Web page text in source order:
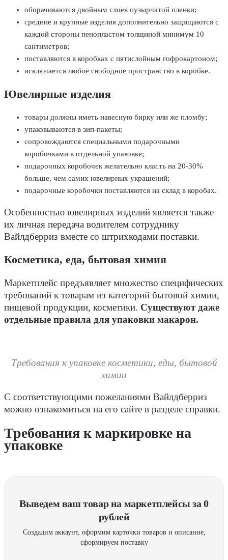
оборачиваются двойным слоев пузырчатой пленки;
средние и крупные изделия дополнительно защищаются с
каждой стороны пенопластом толщиной минимум 10
сантиметров;
поставляются в коробках с пятислойным гофрокартоном;
исключается любое свободное пространство в коробке.
Ювелирные изделия
товары должны иметь навесную бирку или же пломбу;
упаковываются в зип-пакеты;
сопровождаются специальными подарочными
коробочками в отдельной упаковке;
подарочных коробочек желательно класть на 20-30%
больше, чем самих ювелирных украшений;
подарочные коробочки поставляются на склад в коробах.
Особенностью ювелирных изделий является также
их личная передача водителем сотруднику
Вайлдберриз вместе со штрихкодами поставки.
Косметика, еда, бытовая химия
Маркетплейс предъявляет множество специфических
требований к товарам из категорий бытовой химии,
пищевой продукции, косметики. Существуют даже
отдельные правила для упаковки макарон.
Требования к упаковке косметики, еды, бытовой
химии
С соответствующими пожеланиями Вайлдберриз
можно ознакомиться на его сайте в разделе справки.
Требования к маркировке на
упаковке
Выведем ваш товар на маркетплейсы за 0
рублей
Создадим аккаунт, оформим карточки товаров и описание,
сформируем поставку